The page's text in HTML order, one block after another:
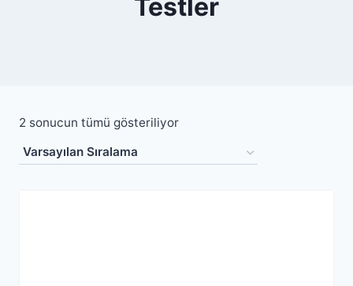
Testler
2 sonucun tümü gösteriliyor